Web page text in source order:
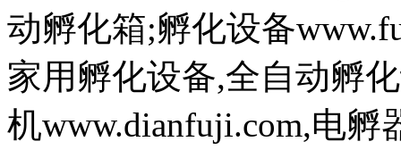
动孵化箱;孵化设备
家用孵化设备,全自动孵
机www.dianfuji.com,电